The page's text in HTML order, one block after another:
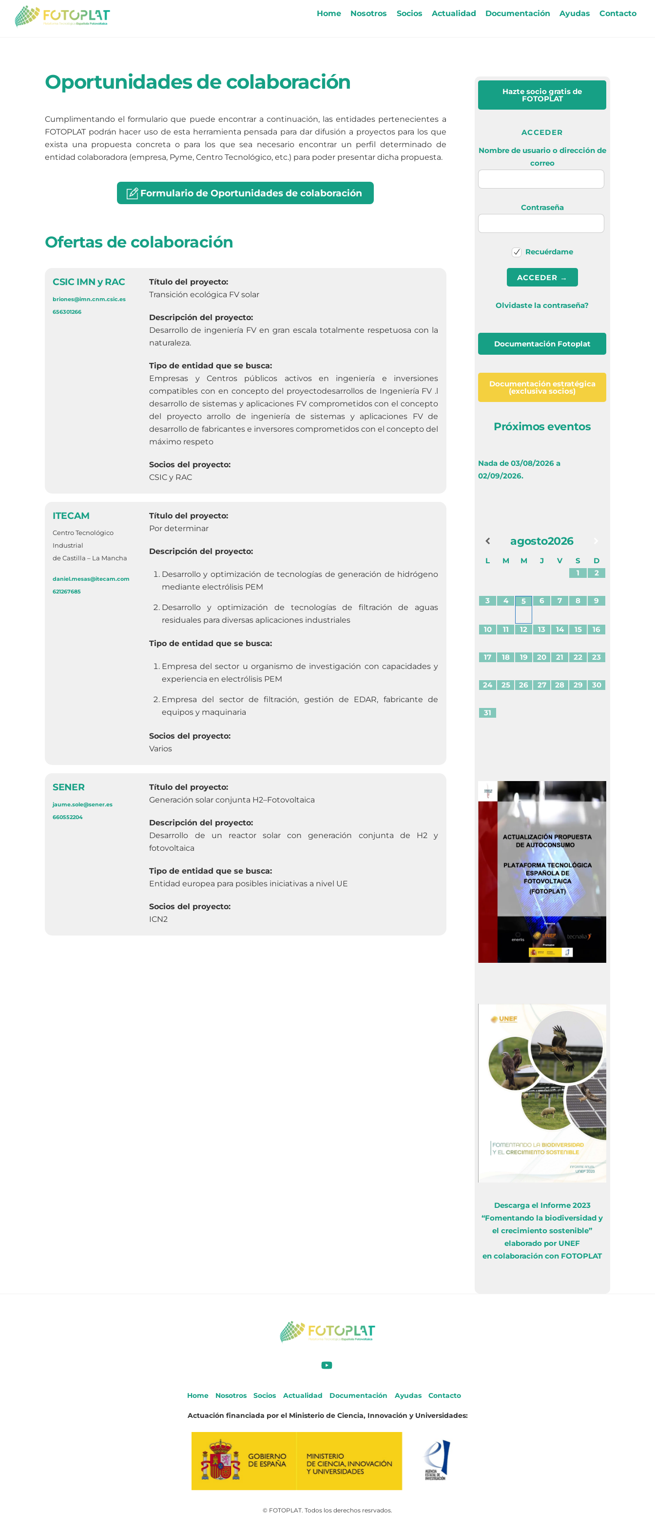
content
Home Nosotros Socios Actualidad Documentación Ayudas Contacto
Oportunidades de colaboración
Cumplimentando el formulario que puede encontrar a continuación, las entidades pertenecientes a
FOTOPLAT podrán hacer uso de esta herramienta pensada para dar difusión a proyectos para los que
exista una propuesta concreta o para los que sea necesario encontrar un perfil determinado de
entidad colaboradora (empresa, Pyme, Centro Tecnológico, etc.) para poder presentar dicha propuesta.
Formulario de Oportunidades de colaboración
Ofertas de colaboración
CSIC IMN y RAC
briones@imn.cnm.csic.es
656301266
Título del proyecto:
Transición ecológica FV solar
Descripción del proyecto:
Desarrollo de ingeniería FV en gran escala totalmente respetuosa con la
naturaleza.
Tipo de entidad que se busca:
Empresas y Centros públicos activos en ingeniería e inversiones
compatibles con en concepto del proyectodesarrollos de Ingeniería FV .l
desarrollo de sistemas y aplicaciones FV comprometidos con el concepto
del proyecto arrollo de ingeniería de sistemas y aplicaciones FV de
desarrollo de fabricantes e inversores comprometidos con el concepto del
máximo respeto
Socios del proyecto:
CSIC y RAC
ITECAM
Centro Tecnológico
Industrial
de Castilla – La Mancha
daniel.mesas@itecam.com
621267685
Título del proyecto:
Por determinar
Descripción del proyecto:
Desarrollo y optimización de tecnologías de generación de hidrógeno
mediante electrólisis PEM
Desarrollo y optimización de tecnologías de filtración de aguas
residuales para diversas aplicaciones industriales
Tipo de entidad que se busca:
Empresa del sector u organismo de investigación con capacidades y
experiencia en electrólisis PEM
Empresa del sector de filtración, gestión de EDAR, fabricante de
equipos y maquinaria
Socios del proyecto:
Varios
SENER
jaume.sole@sener.es
660552204
Título del proyecto:
Generación solar conjunta H2–Fotovoltaica
Descripción del proyecto:
Desarrollo de un reactor solar con generación conjunta de H2 y
fotovoltaica
Tipo de entidad que se busca:
Entidad europea para posibles iniciativas a nivel UE
Socios del proyecto:
ICN2
Hazte socio gratis de
FOTOPLAT
ACCEDER
Nombre de usuario o dirección de
correo
Contraseña
Recuérdame
Olvidaste la contraseña?
Documentación Fotoplat
Documentación estratégica
(exclusiva socios)
Próximos eventos
Nada de 03/08/2026 a
02/09/2026.
agosto2026
L M M J V S
D
1
2
3 4 5 6 7 8 9
10 11 12 13 14 15 16
17 18 19 20 21 22 23
24 25 26 27 28 29 30
31
Descarga el Informe 2023
“Fomentando la biodiversidad y
el crecimiento sostenible”
elaborado por UNEF
en colaboración con FOTOPLAT
Home Nosotros Socios Actualidad Documentación Ayudas Contacto
Actuación financiada por el Ministerio de Ciencia, Innovación y Universidades:
© FOTOPLAT. Todos los derechos resrvados.